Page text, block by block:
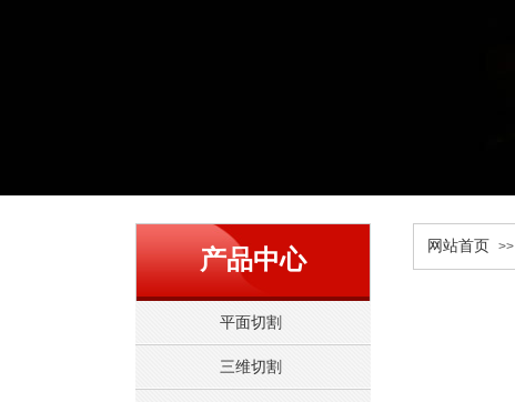
产品中心 网站首页 >>
平面切割
三维切割